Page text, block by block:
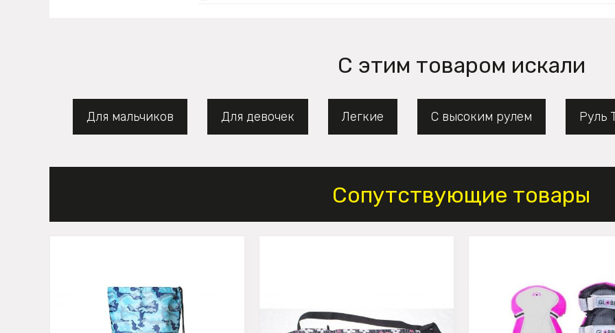
С этим товаром искали
Для мальчиков Для девочек Легкие С высоким рулем Руль
Сопутствующие товары